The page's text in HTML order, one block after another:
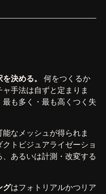
決める。
何をつくるか
手法は自ずと定まりま
も多く・最も高くつく失
能なメッシュが得られま
トビジュアライゼーショ
あるいは計測・改変する
グはフォトリアルかつリア